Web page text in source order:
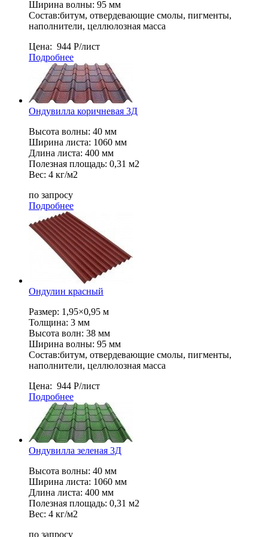
Ширина волны: 95 мм
Состав:битум, отвердевающие смолы, пигменты,
наполнители, целлюлозная масса
Цена: 944 Р/лист
Подробнее
Ондувилла коричневая 3Д
Высота волны: 40 мм
Ширина листа: 1060 мм
Длина листа: 400 мм
Полезная площадь: 0,31 м2
Вес: 4 кг/м2
по запросу
Подробнее
Ондулин красный
Размер: 1,95×0,95 м
Толщина: 3 мм
Высота волн: 38 мм
Ширина волны: 95 мм
Состав:битум, отвердевающие смолы, пигменты,
наполнители, целлюлозная масса
Цена: 944 Р/лист
Подробнее
Ондувилла зеленая 3Д
Высота волны: 40 мм
Ширина листа: 1060 мм
Длина листа: 400 мм
Полезная площадь: 0,31 м2
Вес: 4 кг/м2
по запросу